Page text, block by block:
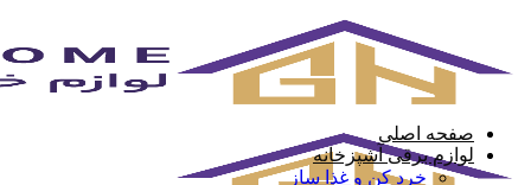
content
صفحه اصلی
لوازم برقی آشپزخانه
خرد کن و غذا ساز